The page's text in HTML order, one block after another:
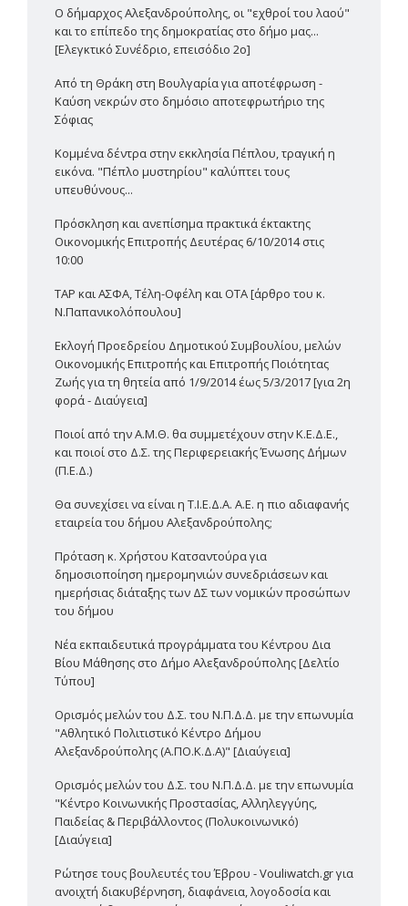
Ο δήμαρχος Αλεξανδρούπολης, οι "εχθροί του λαού"
και το επίπεδο της δημοκρατίας στο δήμο μας...
[Ελεγκτικό Συνέδριο, επεισόδιο 2ο]
Από τη Θράκη στη Βουλγαρία για αποτέφρωση -
Καύση νεκρών στο δημόσιο αποτεφρωτήριο της
Σόφιας
Κομμένα δέντρα στην εκκλησία Πέπλου, τραγική η
εικόνα. "Πέπλο μυστηρίου" καλύπτει τους
υπευθύνους...
Πρόσκληση και ανεπίσημα πρακτικά έκτακτης
Οικονομικής Επιτροπής Δευτέρας 6/10/2014 στις
10:00
TAP και ΑΣΦΑ, Τέλη-Οφέλη και ΟΤΑ [άρθρο του κ.
Ν.Παπανικολόπουλου]
Εκλογή Προεδρείου Δημοτικού Συμβουλίου, μελών
Οικονομικής Επιτροπής και Επιτροπής Ποιότητας
Ζωής για τη θητεία από 1/9/2014 έως 5/3/2017 [για 2η
φορά - Διαύγεια]
Ποιοί από την Α.Μ.Θ. θα συμμετέχουν στην Κ.Ε.Δ.Ε.,
και ποιοί στο Δ.Σ. της Περιφερειακής Ένωσης Δήμων
(Π.Ε.Δ.)
Θα συνεχίσει να είναι η Τ.Ι.Ε.Δ.Α. Α.Ε. η πιο αδιαφανής
εταιρεία του δήμου Αλεξανδρούπολης;
Πρόταση κ. Χρήστου Κατσαντούρα για
δημοσιοποίηση ημερομηνιών συνεδριάσεων και
ημερήσιας διάταξης των ΔΣ των νομικών προσώπων
του δήμου
Νέα εκπαιδευτικά προγράμματα του Κέντρου Δια
Βίου Μάθησης στο Δήμο Αλεξανδρούπολης [Δελτίο
Τύπου]
Ορισμός μελών του Δ.Σ. του Ν.Π.Δ.Δ. με την επωνυμία
"Αθλητικό Πολιτιστικό Κέντρο Δήμου
Αλεξανδρούπολης (Α.ΠΟ.Κ.Δ.Α)" [Διαύγεια]
Ορισμός μελών του Δ.Σ. του Ν.Π.Δ.Δ. με την επωνυμία
"Κέντρο Κοινωνικής Προστασίας, Αλληλεγγύης,
Παιδείας & Περιβάλλοντος (Πολυκοινωνικό)
[Διαύγεια]
Ρώτησε τους βουλευτές του Έβρου - Vouliwatch.gr για
ανοιχτή διακυβέρνηση, διαφάνεια, λογοδοσία και